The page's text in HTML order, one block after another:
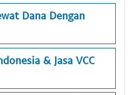
Dana Dengan
& Jasa VCC